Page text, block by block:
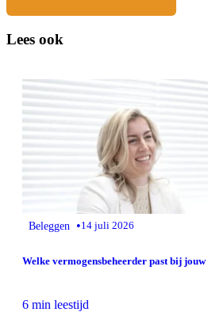
Lees ook
Beleggen •14 juli 2026
Welke vermogensbeheerder past bij
6 min leestijd